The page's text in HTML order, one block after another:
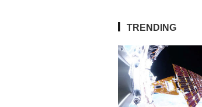
TRENDING